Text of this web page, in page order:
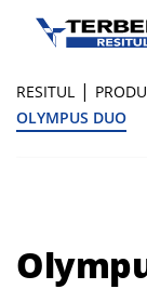
RESITUL |
OLYMPUS DUO